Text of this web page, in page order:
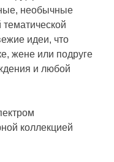
необычные
идеи, что
жене или подруге
и любой
коллекцией